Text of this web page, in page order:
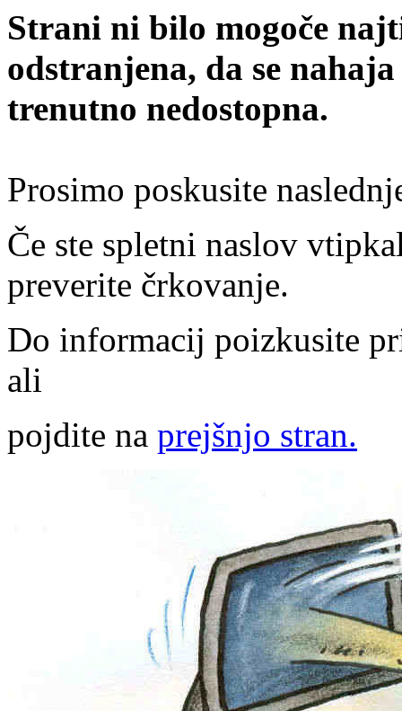
Strani ni bilo mogoče
odstranjena, da se
trenutno nedostopna.
Prosimo poskusite
Če ste spletni naslov
preverite črkovanje.
Do informacij poizkusite
ali
pojdite na prejšnjo stran.